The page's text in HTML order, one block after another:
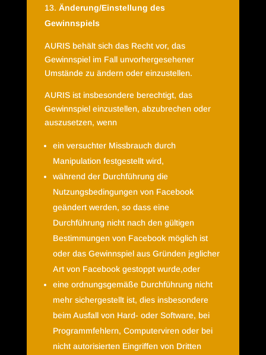
Änderung/Einstellung des
Gewinnspiels
AURIS behält sich das Recht vor, das
Gewinnspiel im Fall unvorhergesehener
Umstände zu ändern oder einzustellen.
AURIS ist insbesondere berechtigt, das
Gewinnspiel einzustellen, abzubrechen oder
auszusetzen, wenn
ein versuchter Missbrauch durch
Manipulation festgestellt wird,
während der Durchführung die
Nutzungsbedingungen von Facebook
geändert werden, so dass eine
Durchführung nicht nach den gültigen
Bestimmungen von Facebook möglich ist
oder das Gewinnspiel aus Gründen jeglicher
Art von Facebook gestoppt wurde,oder
eine ordnungsgemäße Durchführung nicht
mehr sichergestellt ist, dies insbesondere
beim Ausfall von Hard- oder Software, bei
Programmfehlern, Computerviren oder bei
nicht autorisierten Eingriffen von Dritten